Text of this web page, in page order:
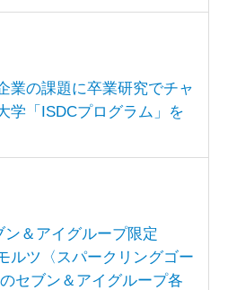
業の課題に卒業研究でチャ
学「ISDCプログラム」を
ン＆アイグループ限定
ルツ〈スパークリングゴー
セブン＆アイグループ各